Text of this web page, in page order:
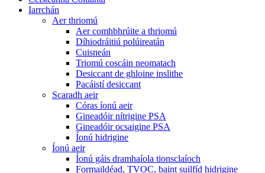
Iarrchán
Aer thriomú
Aer comhbhrúite a thriomú
Díhiodráitiú polúireatán
Cuisneán
Triomú coscáin neomatach
Desiccant de ghloine inslithe
Pacáistí desiccant
Scaradh aeir
Córas íonú aeir
Gineadóir nítrigine PSA
Gineadóir ocsaigine PSA
Íonú hidrigine
Íonú aeir
Íonú gáis dramhaíola tionsclaíoch
Formaildéad, TVOC, baint suilfíd hidrigine